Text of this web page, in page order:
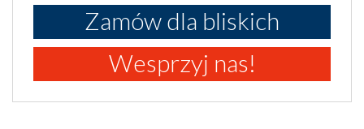
Zamów dla bliskich
Wesprzyj nas!